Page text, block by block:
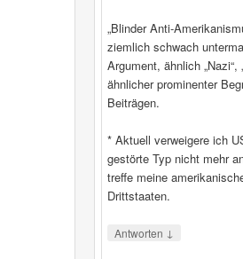
„Blinder Anti-
ziemlich schwach
Argument, ähnlich „Nazi“,
ähnlicher prominenter
Beiträgen.
* Aktuell verweigere ich
gestörte Typ nicht mehr
treffe meine
Drittstaaten.
Antworten ↓